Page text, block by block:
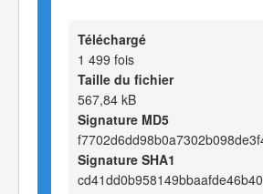
Téléchargé
1 499 fois
Taille du fichier
567,84 kB
Signature MD5
Signature SHA1